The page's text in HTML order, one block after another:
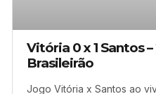
Vitória 0 x 1 Santos –
Brasileirão
Jogo Vitória x Santos ao